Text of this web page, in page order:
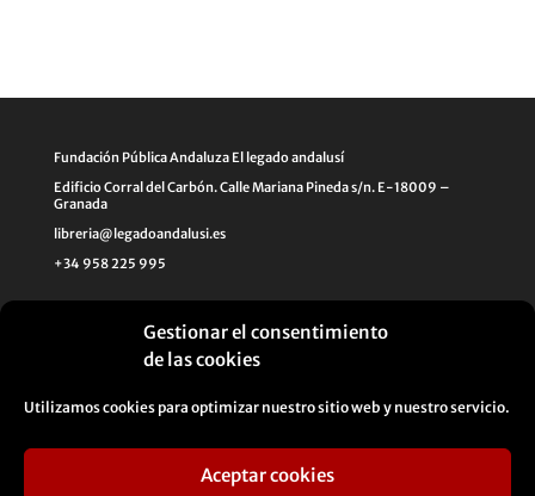
Gestionar el consentimiento
de las cookies
Utilizamos cookies para optimizar nuestro sitio web y nuestro servicio.
Aceptar cookies
Fundación Pública Andaluza El legado andalusí
Edificio Corral del Carbón. Calle Mariana Pineda s/n. E-18009 –
Granada
libreria@legadoandalusi.es
+34 958 225 995